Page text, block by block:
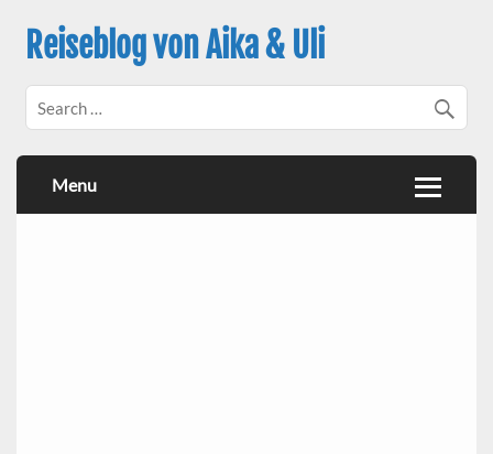
Reiseblog von Aika & Uli
Menu